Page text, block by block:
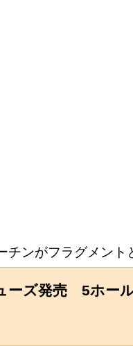
チンがフラグメン
ーズ発売 5ホー